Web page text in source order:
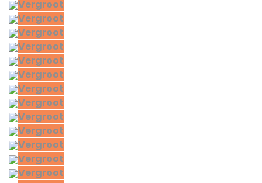
Vergroot
Vergroot
Vergroot
Vergroot
Vergroot
Vergroot
Vergroot
Vergroot
Vergroot
Vergroot
Vergroot
Vergroot
Vergroot